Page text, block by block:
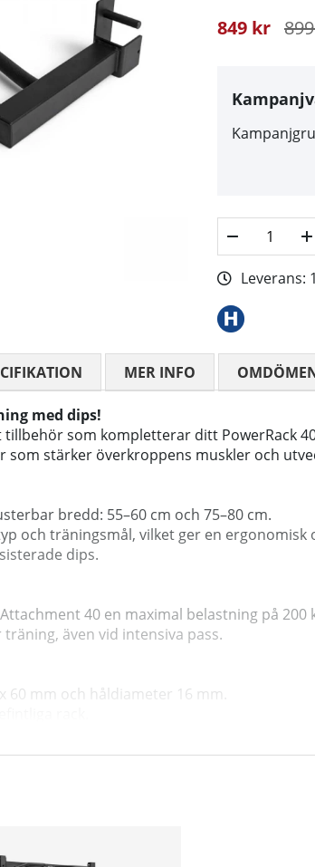
899
849 kr
Leverans:
med dips!
som kompletterar ditt PowerRack
stärker överkroppens muskler och
bredd: 55–60 cm och 75–80 cm.
och träningsmål, vilket ger en ergonomisk
dips.
40 en maximal belastning på 200
även vid intensiva pass.
mm och håldiameter 16 mm.
60 x 60 mm ram
MER INFO